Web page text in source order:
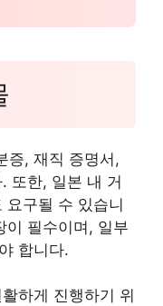
증, 재직 증명서,
또한, 일본 내 거
요구될 수 있습니
이 필수이며, 일부
합니다.
하게 진행하기 위